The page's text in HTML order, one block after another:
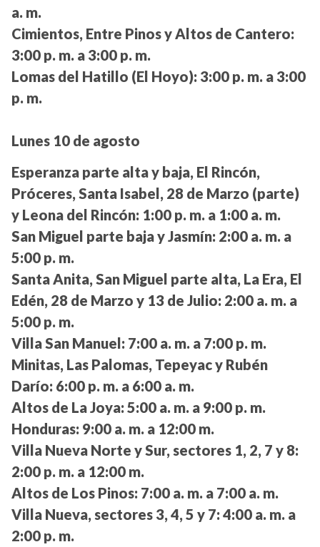
a. m.
Cimientos, Entre Pinos y Altos de Cantero:
3:00 p. m. a 3:00 p. m.
Lomas del Hatillo (El Hoyo): 3:00 p. m. a 3:00
p. m.
Lunes 10 de agosto
Esperanza parte alta y baja, El Rincón,
Próceres, Santa Isabel, 28 de Marzo (parte)
y Leona del Rincón: 1:00 p. m. a 1:00 a. m.
San Miguel parte baja y Jasmín: 2:00 a. m. a
5:00 p. m.
Santa Anita, San Miguel parte alta, La Era, El
Edén, 28 de Marzo y 13 de Julio: 2:00 a. m. a
5:00 p. m.
Villa San Manuel: 7:00 a. m. a 7:00 p. m.
Minitas, Las Palomas, Tepeyac y Rubén
Darío: 6:00 p. m. a 6:00 a. m.
Altos de La Joya: 5:00 a. m. a 9:00 p. m.
Honduras: 9:00 a. m. a 12:00 m.
Villa Nueva Norte y Sur, sectores 1, 2, 7 y 8:
2:00 p. m. a 12:00 m.
Altos de Los Pinos: 7:00 a. m. a 7:00 a. m.
Villa Nueva, sectores 3, 4, 5 y 7: 4:00 a. m. a
2:00 p. m.